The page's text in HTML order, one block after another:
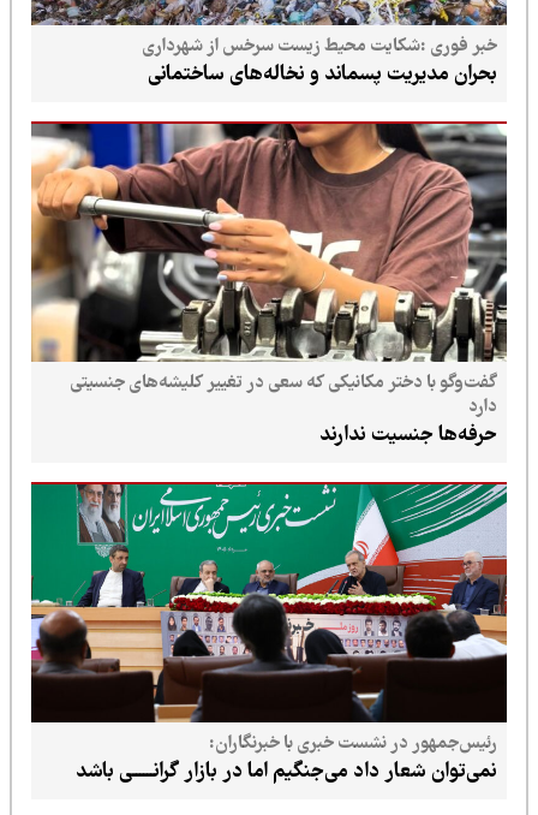
خبر فوری :شکایت محیط زیست سرخس از شهرداری
بحران مدیریت پسماند و نخاله‌های ساختمانی
گفت‌وگو با دختر مکانیکی که سعی در تغییر کلیشه‌های جنسیتی
حرفه‌ها جنسیت ندارند
رئیس‌جمهور در نشست خبری با خبرنگاران:
نمی‌توان شعار داد می‌جنگیم اما در بازار گرانــــــی باشد